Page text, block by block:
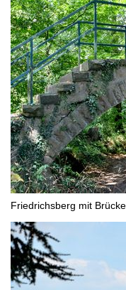
Friedrichsberg mit